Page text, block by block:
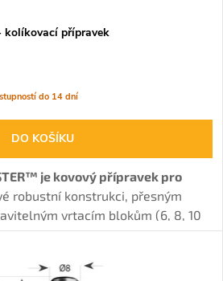
kolíkovací přípravek
do 14 dní
DO KOŠÍKU
je kovový přípravek pro
robustní konstrukci, přesným
vrtacím blokům (6, 8, 10
přesné spoje dřeva.